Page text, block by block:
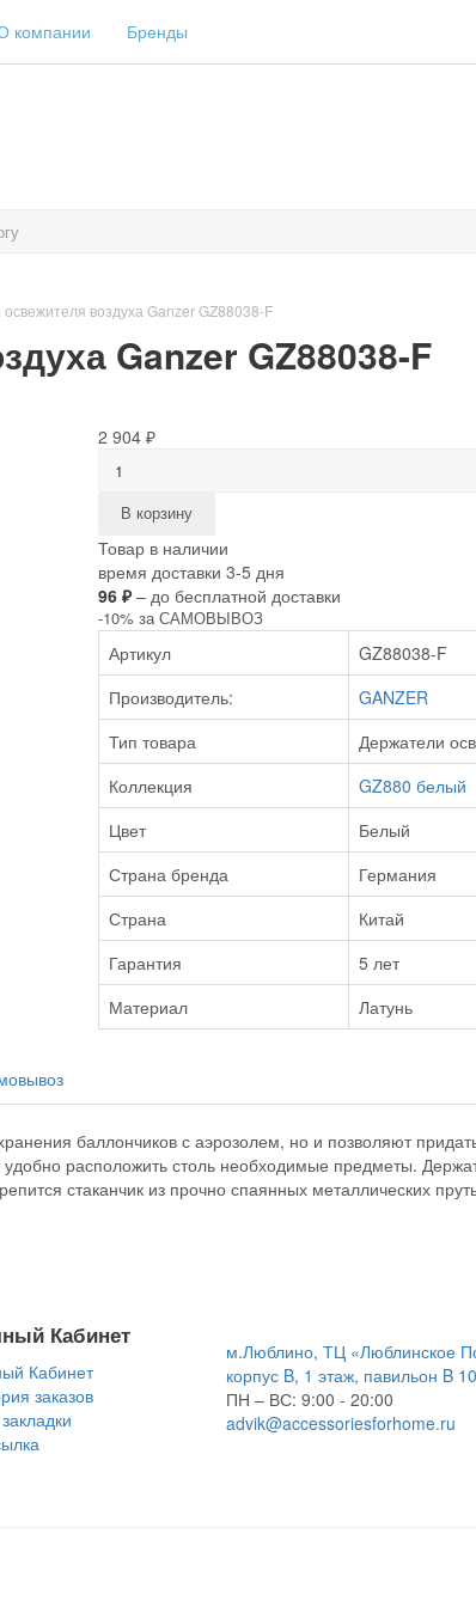
компании Бренды
воздуха Ganzer GZ88038-F
Ganzer GZ88038-F
2 904 ₽
В корзину
Товар в наличии
время доставки 3-5 дня
96 ₽– до бесплатной доставки
-10% за САМОВЫВОЗ
Артикул
GZ88038-F
Производитель:
GANZER
Тип товара
Держатели
Коллекция
GZ880 белый
Цвет
Белый
Страна бренда
Германия
Страна
Китай
Гарантия
5 лет
Материал
Латунь
баллончиков с аэрозолем, но и позволяют
расположить столь необходимые предметы.
стаканчик из прочно спаянных металлических
Кабинет
Кабинет
заказов
м.Люблино, ТЦ «Люблинское
корпус B, 1 этаж, павильон B
ПН – ВС: 9:00 - 20:00
advik@accessoriesforhome.ru